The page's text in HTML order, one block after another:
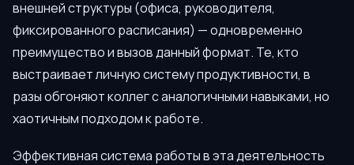
внешней структуры (офиса, руководителя,
фиксированного расписания) — одновременно
преимущество и вызов данный формат. Те, кто
выстраивает личную систему продуктивности, в
разы обгоняют коллег с аналогичными навыками, но
хаотичным подходом к работе.
Эффективная система работы в эта деятельность